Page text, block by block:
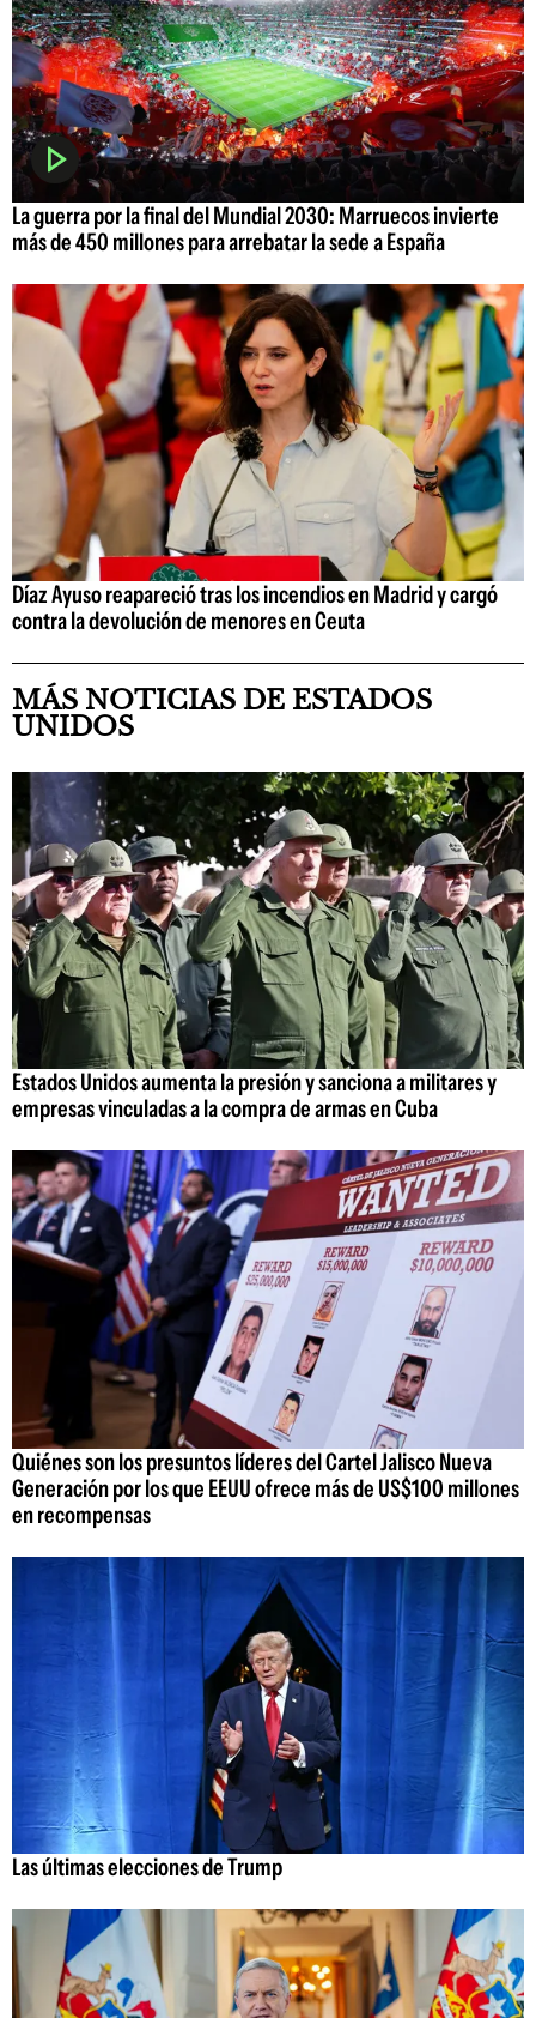
La guerra por la final del Mundial 2030: Marruecos invierte
más de 450 millones para arrebatar la sede a España
Díaz Ayuso reapareció tras los incendios en Madrid y cargó
contra la devolución de menores en Ceuta
MÁS NOTICIAS DE ESTADOS
UNIDOS
Estados Unidos aumenta la presión y sanciona a militares y
empresas vinculadas a la compra de armas en Cuba
Quiénes son los presuntos líderes del Cartel Jalisco Nueva
Generación por los que EEUU ofrece más de US$100 millones
en recompensas
Las últimas elecciones de Trump